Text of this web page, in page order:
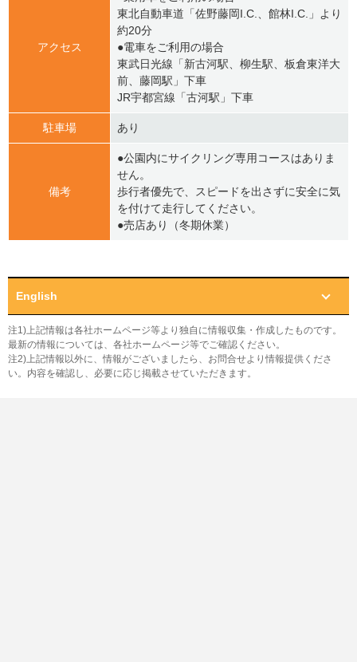
アクセス
東北自動車道「佐野藤岡I.C.、館林I.C.」より
約20分
●電車をご利用の場合
東武日光線「新古河駅、柳生駅、板倉東洋大
前、藤岡駅」下車
JR宇都宮線「古河駅」下車
駐車場 あり
備考
●公園内にサイクリング専用コースはありま
せん。
歩行者優先で、スピードを出さずに安全に気
を付けて走行してください。
●売店あり（冬期休業）
English
注1)上記情報は各社ホームページ等より独自に情報収集・作成したものです。
最新の情報については、各社ホームページ等でご確認ください。
注2)上記情報以外に、情報がございましたら、お問合せより情報提供くださ
い。内容を確認し、必要に応じ掲載させていただきます。